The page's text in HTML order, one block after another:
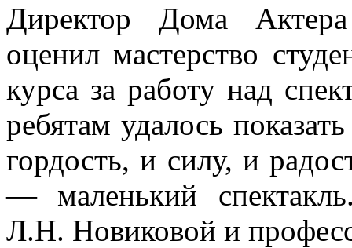
Директор Дома
оценил мастерство
курса за работу над
ребятам удалось
гордость, и силу, и
— маленький
Л.Н. Новиковой и